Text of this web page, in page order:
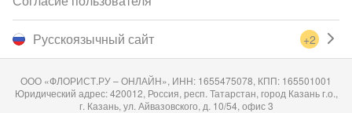
Русскоязычный сайт +2
ООО «ФЛОРИСТ.РУ – ОНЛАЙН», ИНН: 1655475078, КПП: 165501001
Юридический адрес: 420012, Россия, респ. Татарстан, город Казань г.о.,
г. Казань, ул. Айвазовского, д. 10/54, офис 3